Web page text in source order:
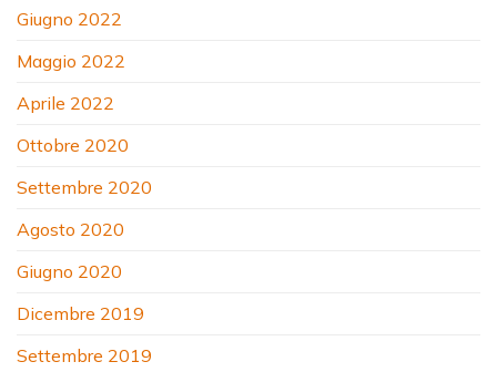
Giugno 2022
Maggio 2022
Aprile 2022
Ottobre 2020
Settembre 2020
Agosto 2020
Giugno 2020
Dicembre 2019
Settembre 2019